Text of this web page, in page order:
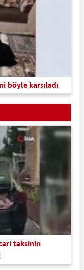
böyle karşıladı
taksinin